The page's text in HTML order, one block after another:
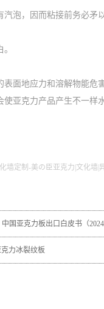
泡，因而粘接前务必矛
面地应力和溶解物能危
亚克力产品产生不一样
墙定制-美の臣亚克力|文化墙|
中国亚克力板出口白皮书（
度）：韧性增长与全球市场
力冰裂纹板